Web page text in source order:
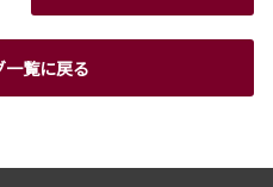
覧に戻る